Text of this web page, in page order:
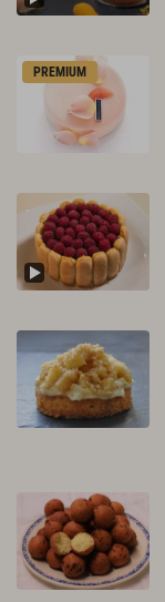
PREMIUM